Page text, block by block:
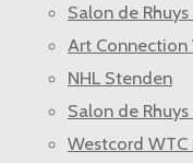
Salon de
Art Connection
NHL Stenden
Salon de
Westcord WTC